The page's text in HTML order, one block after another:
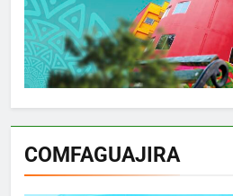
COMFAGUAJIRA